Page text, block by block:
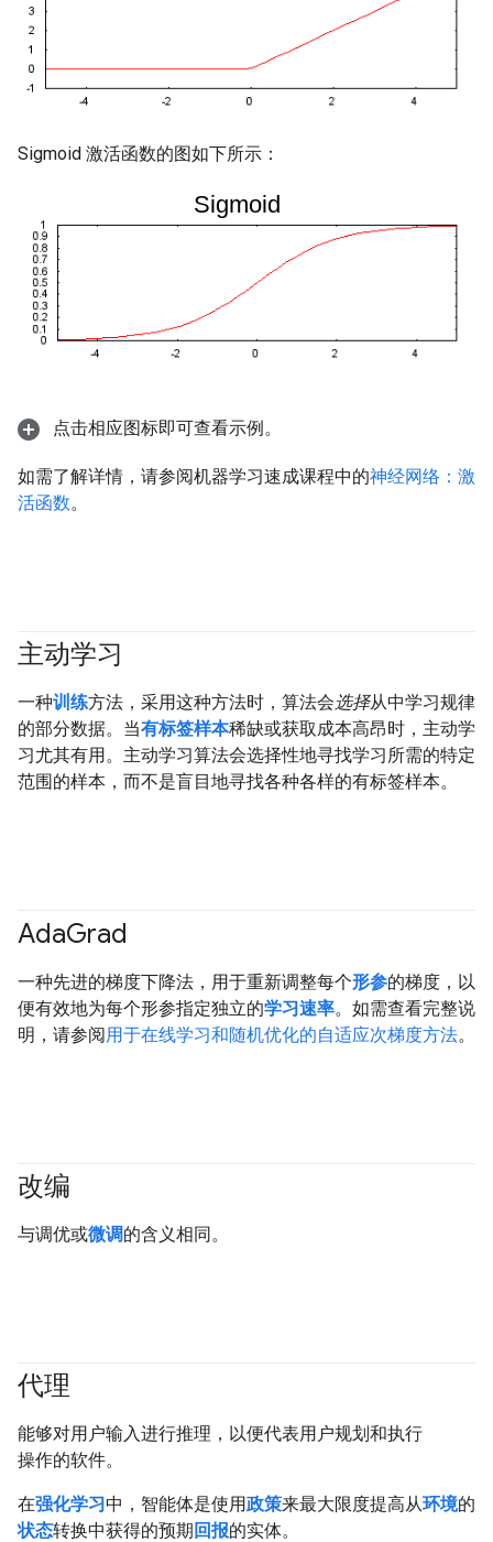
Sigmoid 激活函数的图如下所示：
点击相应图标即可查看示例。
如需了解详情，请参阅机器学习速成课程中的神经网络：激
活函数。
主动学习
一种训练方法，采用这种方法时，算法会选择从中学习规律
的部分数据。当有标签样本稀缺或获取成本高昂时，主动学
习尤其有用。主动学习算法会选择性地寻找学习所需的特定
范围的样本，而不是盲目地寻找各种各样的有标签样本。
AdaGrad
一种先进的梯度下降法，用于重新调整每个形参的梯度，以
便有效地为每个形参指定独立的学习速率。如需查看完整说
明，请参阅用于在线学习和随机优化的自适应次梯度方法。
改编
与调优或微调的含义相同。
代理
能够对用户输入进行推理，以便代表用户规划和执行
操作的软件。
在强化学习中，智能体是使用政策来最大限度提高从环境的
状态转换中获得的预期 回报的实体。